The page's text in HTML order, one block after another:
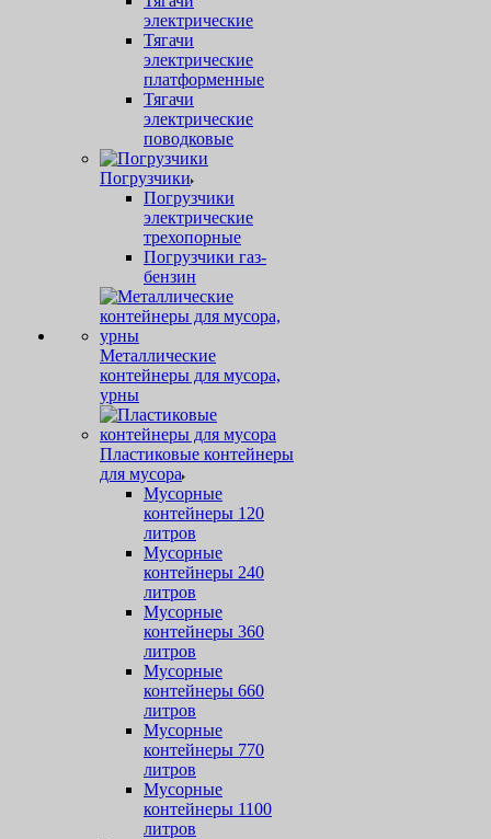
электрические
Тягачи
электрические
платформенные
Тягачи
электрические
поводковые
Погрузчики
Погрузчики
электрические
трехопорные
Погрузчики газ-
бензин
Металлические
контейнеры для мусора,
урны
Пластиковые контейнеры
для мусора
Мусорные
контейнеры 120
литров
Мусорные
контейнеры 240
литров
Мусорные
контейнеры 360
литров
Мусорные
контейнеры 660
литров
Мусорные
контейнеры 770
литров
Мусорные
контейнеры 1100
литров